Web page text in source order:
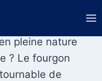
pleine nature
? Le fourgon
de